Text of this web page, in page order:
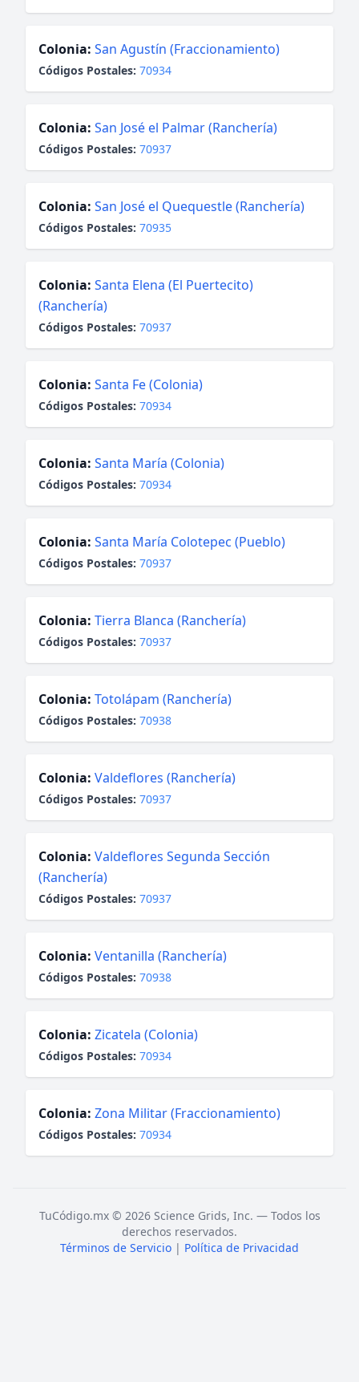
Colonia: San Agustín (Fraccionamiento)
Códigos Postales: 70934
Colonia: San José el Palmar (Ranchería)
Códigos Postales: 70937
Colonia: San José el Quequestle (Ranchería)
Códigos Postales: 70935
Colonia: Santa Elena (El Puertecito)
(Ranchería)
Códigos Postales: 70937
Colonia: Santa Fe (Colonia)
Códigos Postales: 70934
Colonia: Santa María (Colonia)
Códigos Postales: 70934
Colonia: Santa María Colotepec (Pueblo)
Códigos Postales: 70937
Colonia: Tierra Blanca (Ranchería)
Códigos Postales: 70937
Colonia: Totolápam (Ranchería)
Códigos Postales: 70938
Colonia: Valdeflores (Ranchería)
Códigos Postales: 70937
Colonia: Valdeflores Segunda Sección
(Ranchería)
Códigos Postales: 70937
Colonia: Ventanilla (Ranchería)
Códigos Postales: 70938
Colonia: Zicatela (Colonia)
Códigos Postales: 70934
Colonia: Zona Militar (Fraccionamiento)
Códigos Postales: 70934
TuCódigo.mx © 2026 Science Grids, Inc. — Todos los
derechos reservados.
Términos de Servicio | Política de Privacidad